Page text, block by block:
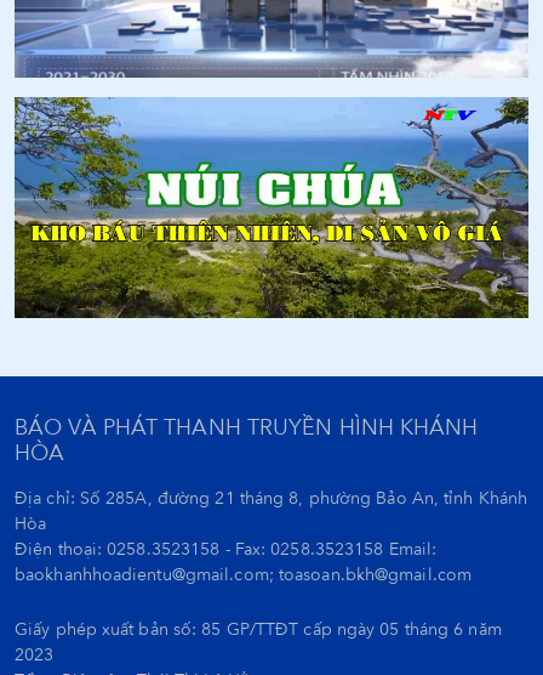
BÁO VÀ PHÁT THANH TRUYỀN HÌNH KHÁNH
HÒA
Địa chỉ: Số 285A, đường 21 tháng 8, phường Bảo An, tỉnh Khánh
Hòa
Điện thoại: 0258.3523158 - Fax: 0258.3523158 Email:
baokhanhhoadientu@gmail.com; toasoan.bkh@gmail.com
Giấy phép xuất bản số: 85 GP/TTĐT cấp ngày 05 tháng 6 năm
2023